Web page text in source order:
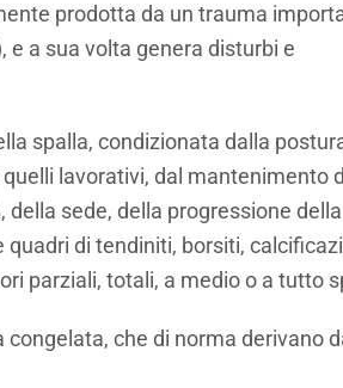
prodotta da un trauma
a sua volta genera disturbi e
spalla, condizionata dalla
lavorativi, dal mantenimento
sede, della progressione della
di tendiniti, borsiti,
parziali, totali, a medio o a tutto
che di norma derivano